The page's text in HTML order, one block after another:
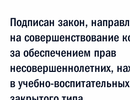
Подписан закон,
на совершенствование
за обеспечением прав
несовершеннолетних,
в учебно-